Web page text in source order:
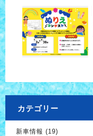
カテゴリー
新車情報 (19)